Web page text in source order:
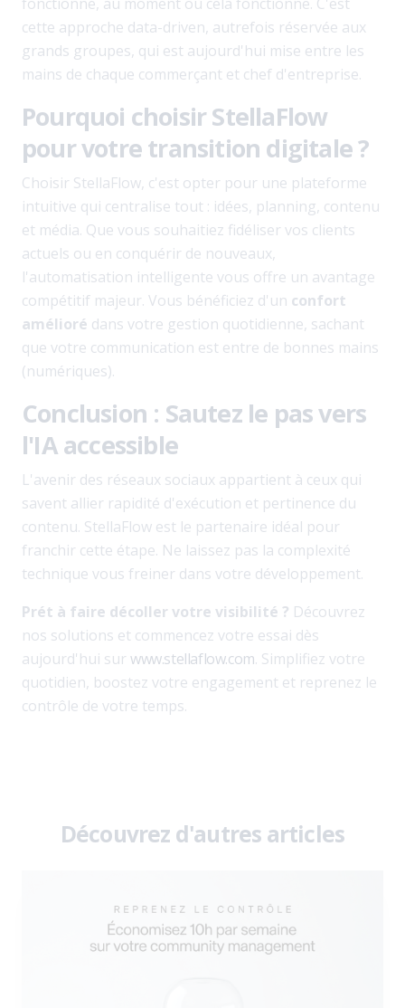
cette approche data-driven, autrefois réservée aux
grands groupes, qui est aujourd'hui mise entre les
mains de chaque commerçant et chef d'entreprise.
Pourquoi choisir StellaFlow
pour votre transition digitale ?
Choisir StellaFlow, c'est opter pour une plateforme
intuitive qui centralise tout : idées, planning, contenu
et média. Que vous souhaitiez fidéliser vos clients
actuels ou en conquérir de nouveaux,
l'automatisation intelligente vous offre un avantage
compétitif majeur. Vous bénéficiez d'un confort
amélioré dans votre gestion quotidienne, sachant
que votre communication est entre de bonnes mains
(numériques).
Conclusion : Sautez le pas vers
l'IA accessible
L'avenir des réseaux sociaux appartient à ceux qui
savent allier rapidité d'exécution et pertinence du
contenu. StellaFlow est le partenaire idéal pour
franchir cette étape. Ne laissez pas la complexité
technique vous freiner dans votre développement.
Prét à faire décoller votre visibilité ? Découvrez
nos solutions et commencez votre essai dès
aujourd'hui sur www.stellaflow.com. Simplifiez votre
quotidien, boostez votre engagement et reprenez le
contrôle de votre temps.
Découvrez d'autres articles